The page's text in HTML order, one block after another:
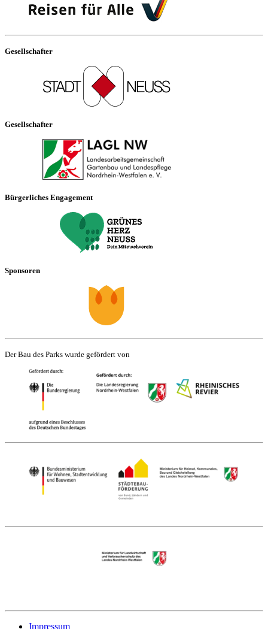
Gesellschafter
Gesellschafter
Bürgerliches Engagement
Sponsoren
Der Bau des Parks wurde gefördert von
Impressum